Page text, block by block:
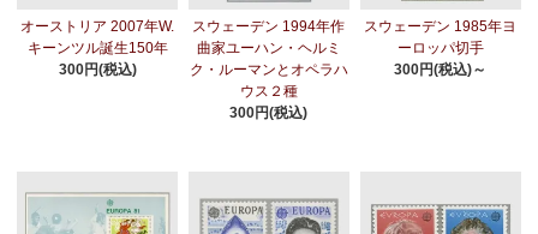
オーストリア 2007年W.
キーンツル誕生150年
300円(税込)
スウェーデン 1994年作
曲家ユーハン・ヘルミ
ク・ルーマンとオペラハ
ウス２種
300円(税込)
スウェーデン 1985年ヨ
ーロッパ切手
300円(税込)～